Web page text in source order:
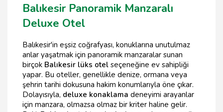
Balıkesir Panoramik Manzaralı
Deluxe Otel
Balıkesir'in eşsiz coğrafyası, konuklarına unutulmaz
anlar yaşatmak için panoramik manzaralar sunan
birçok Balıkesir lüks otel seçeneğine ev sahipliği
yapar. Bu oteller, genellikle denize, ormana veya
şehrin tarihi dokusuna hakim konumlarıyla öne çıkar.
Dolayısıyla, deluxe konaklama deneyimi arayanlar
için manzara, olmazsa olmaz bir kriter haline gelir.